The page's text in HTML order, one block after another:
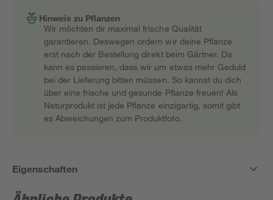
Hinweis zu Pflanzen
Wir möchten dir maximal frische Qualität
garantieren. Deswegen ordern wir deine Pflanze
erst nach der Bestellung direkt beim Gärtner. Da
kann es passieren, dass wir um etwas mehr Geduld
bei der Lieferung bitten müssen. So kannst du dich
über eine frische und gesunde Pflanze freuen! Als
Naturprodukt ist jede Pflanze einzigartig, somit gibt
es Abweichungen zum Produktfoto.
Eigenschaften